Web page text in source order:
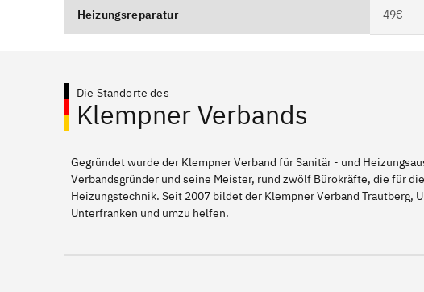
Heizungsreparatur 49€
Die Standorte des
Klempner Verbands
Gegründet wurde der Klempner Verband für Sanitär - und
Verbandsgründer und seine Meister, rund zwölf Bürokräfte, die für
Heizungstechnik. Seit 2007 bildet der Klempner Verband Trautberg,
Unterfranken und umzu helfen.